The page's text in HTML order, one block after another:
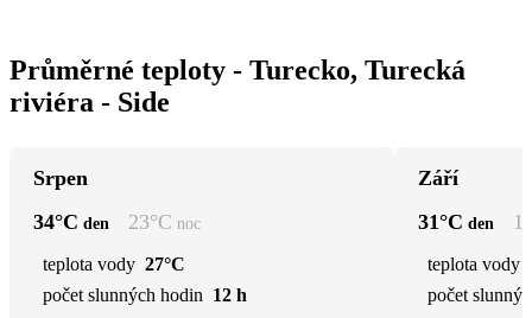
Průměrné teploty - Turecko, Turecká
riviéra - Side
Srpen
34°C den 23°C noc
teplota vody 27°C
počet slunných hodin 12 h
Září
31°C den
teplota vody
počet